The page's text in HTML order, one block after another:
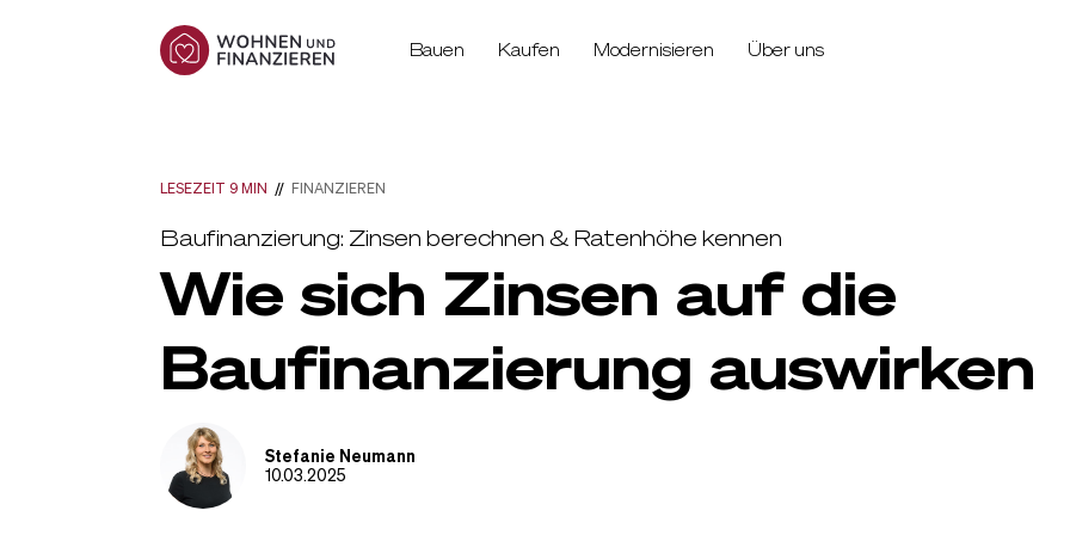
Bauen Kaufen Modernisieren Über uns
LESEZEIT 9 MIN // FINANZIEREN
Baufinanzierung: Zinsen berechnen & Ratenhöhe kennen
Wie sich Zinsen auf die
Baufinanzierung auswirken
Stefanie Neumann
10.03.2025